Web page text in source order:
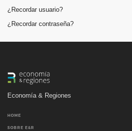
¿Recordar usuario?
¿Recordar contraseña?
Economía & Regiones
HOME
SOBRE E&R